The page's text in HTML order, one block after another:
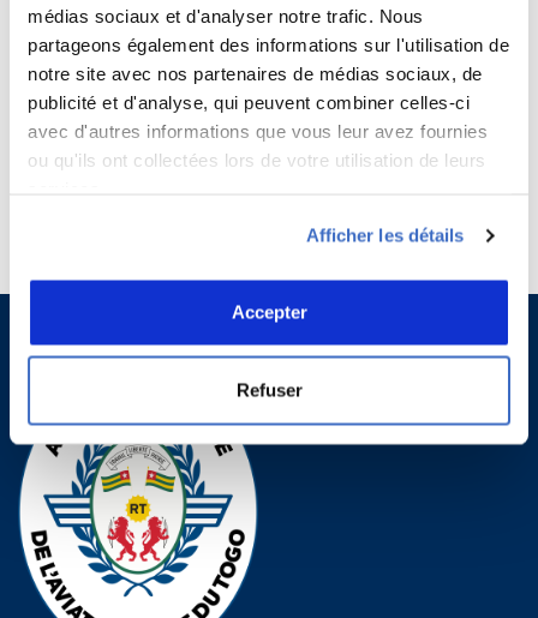
médias sociaux et d'analyser notre trafic. Nous
partageons également des informations sur l'utilisation de
notre site avec nos partenaires de médias sociaux, de
publicité et d'analyse, qui peuvent combiner celles-ci
avec d'autres informations que vous leur avez fournies
ou qu'ils ont collectées lors de votre utilisation de leurs
Afficher les détails
Accepter
Refuser
Saisissez votre réponse en chiffres
5 × 1 =